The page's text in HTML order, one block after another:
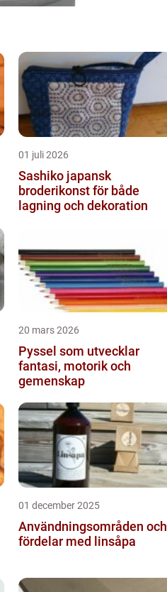
01 juli 2026
Sashiko japansk
broderikonst för både
lagning och dekoration
20 mars 2026
Pyssel som utvecklar
fantasi, motorik och
gemenskap
01 december 2025
Användningsområden och
fördelar med linsåpa